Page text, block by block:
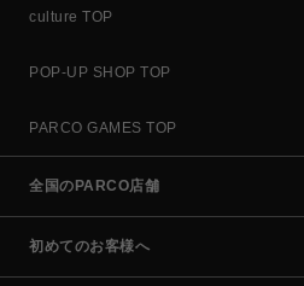
culture TOP
POP-UP SHOP TOP
PARCO GAMES TOP
全国のPARCO店舗
初めてのお客様へ